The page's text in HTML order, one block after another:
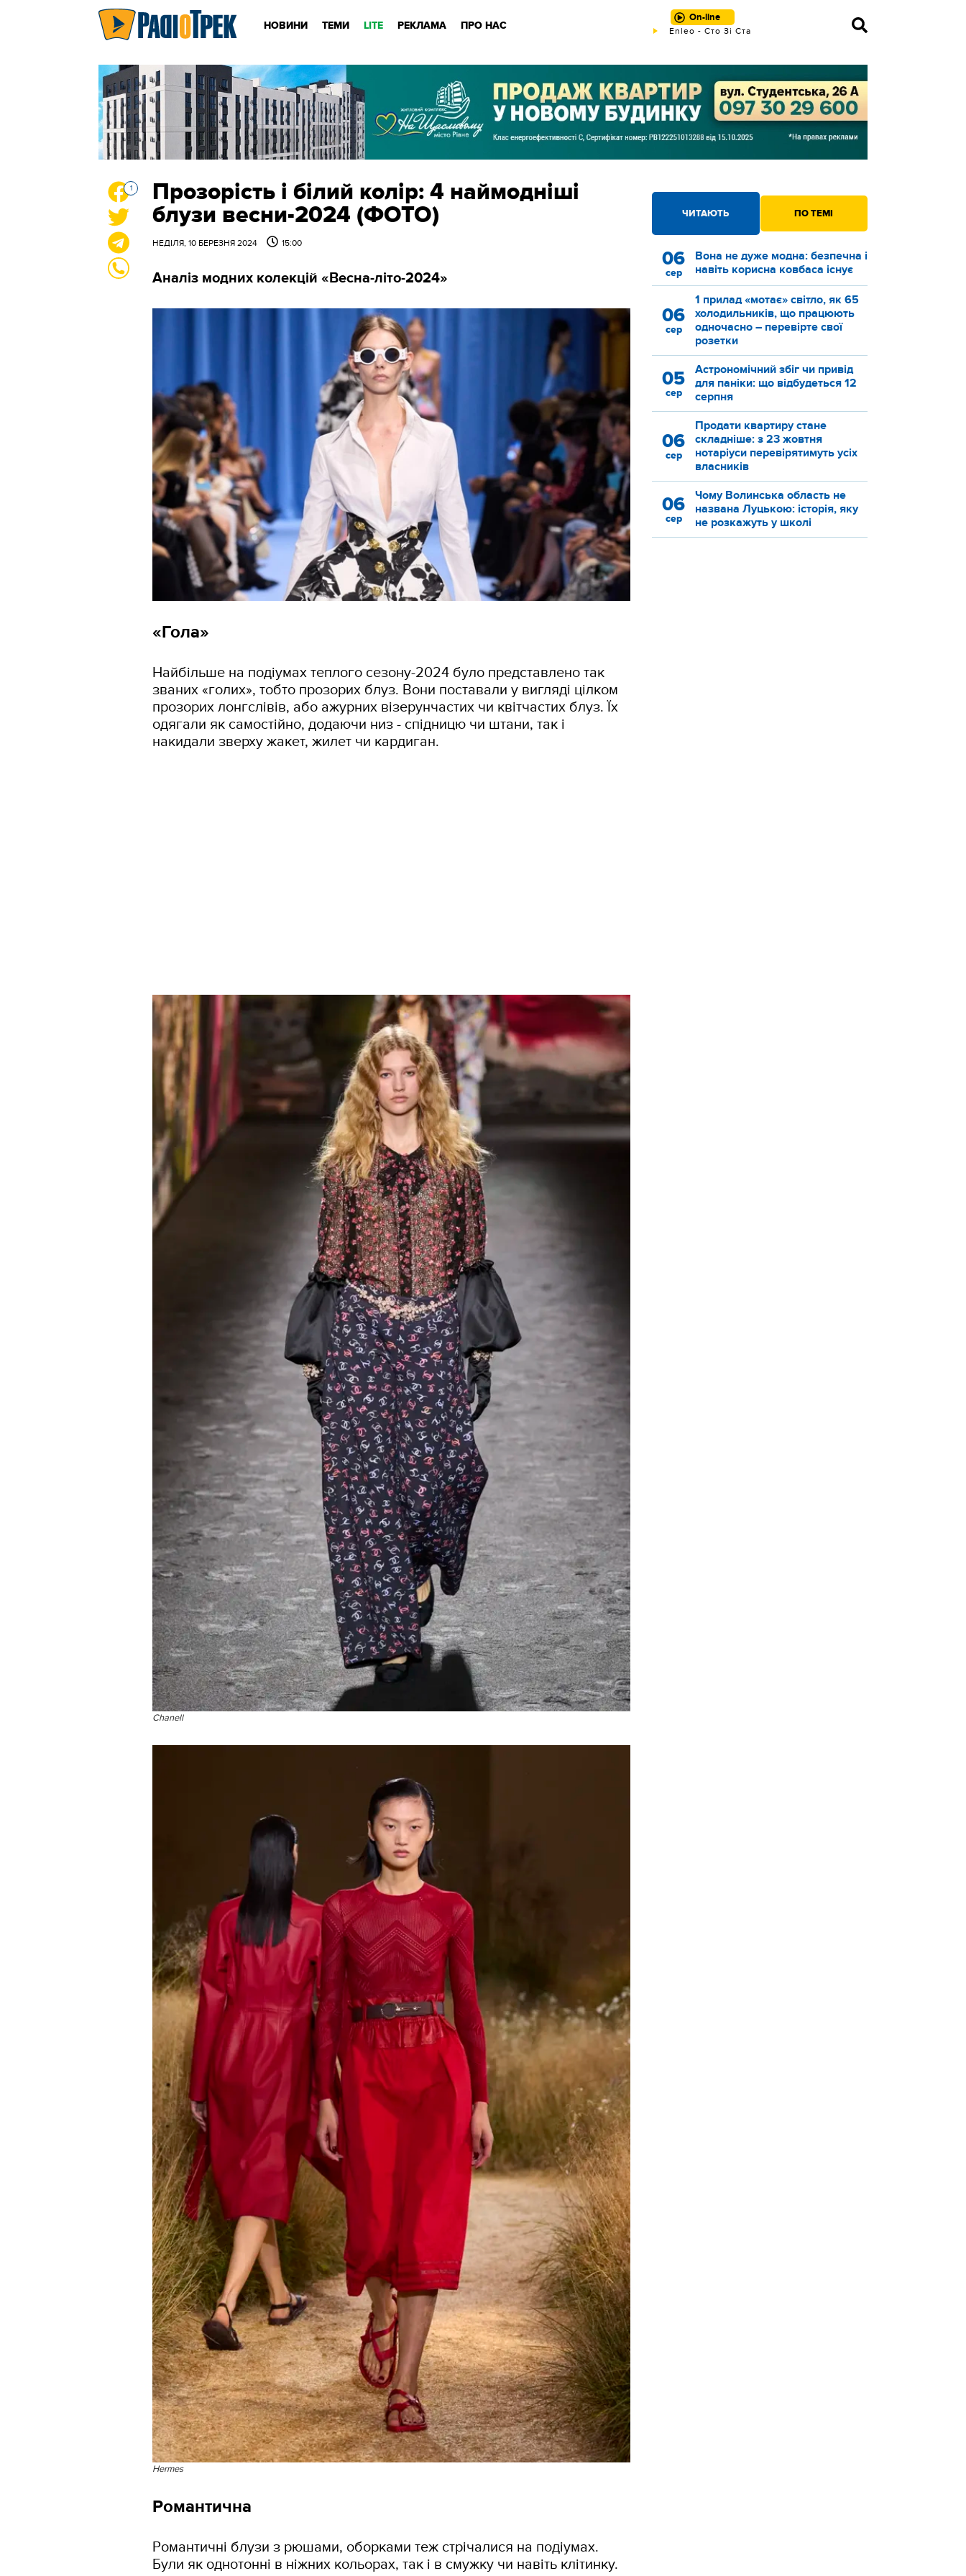
НОВИНИ ТЕМИ LITE РЕКЛАМА ПРО НАС
On-line
Enleo - Сто Зі Ста
1
Прозорість і білий колір: 4 наймодніші
блузи весни-2024 (ФОТО)
НЕДІЛЯ, 10 БЕРЕЗНЯ 2024 15:00
Аналіз модних колекцій «Весна-літо-2024»
«Гола»
Найбільше на подіумах теплого сезону-2024 було представлено так
званих «голих», тобто прозорих блуз. Вони поставали у вигляді цілком
прозорих лонгслівів, або ажурних візерунчастих чи квітчастих блуз. Їх
одягали як самостійно, додаючи низ - спідницю чи штани, так і
накидали зверху жакет, жилет чи кардиган.
Chanell
Hermes
Романтична
Романтичні блузи з рюшами, оборками теж стрічалися на подіумах.
Були як однотонні в ніжних кольорах, так і в смужку чи навіть клітинку.
ЧИТАЮТЬ ПО ТЕМІ
06
сер
Вона не дуже модна: безпечна і
навіть корисна ковбаса існує
06
сер
1 прилад «мотає» світло, як 65
холодильників, що працюють
одночасно – перевірте свої
розетки
05
сер
Астрономічний збіг чи привід
для паніки: що відбудеться 12
серпня
06
сер
Продати квартиру стане
складніше: з 23 жовтня
нотаріуси перевірятимуть усіх
власників
06
сер
Чому Волинська область не
названа Луцькою: історія, яку
не розкажуть у школі